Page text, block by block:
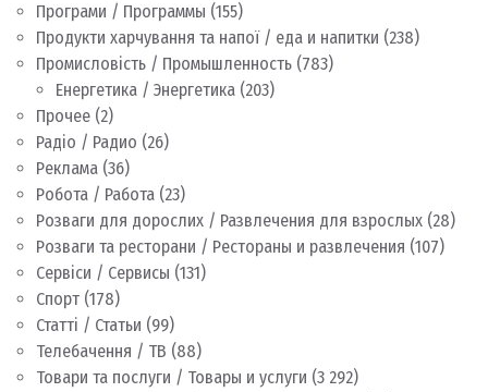
Програми / Программы (155)
Продукти харчування та напої / еда и напитки (238)
Промисловість / Промышленность (783)
Енергетика / Энергетика (203)
Прочее (2)
Радіо / Радио (26)
Реклама (36)
Робота / Работа (23)
Розваги для дорослих / Развлечения для взрослых (28)
Розваги та ресторани / Рестораны и развлечения (107)
Сервіси / Сервисы (131)
Спорт (178)
Статті / Статьи (99)
Телебачення / ТВ (88)
Товари та послуги / Товары и услуги (3 292)